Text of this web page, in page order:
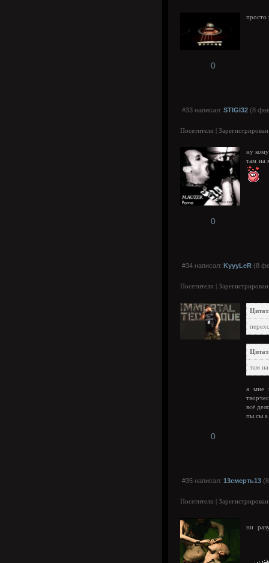
просто
0
#33 написал: STIGI32 (8
Посетители |
ну
там на
0
#34 написал: KyyyLeR (8
Посетители |
там
а мне
всё
пы.сы.а
0
#35 написал: 13смерть13
Посетители |
ни